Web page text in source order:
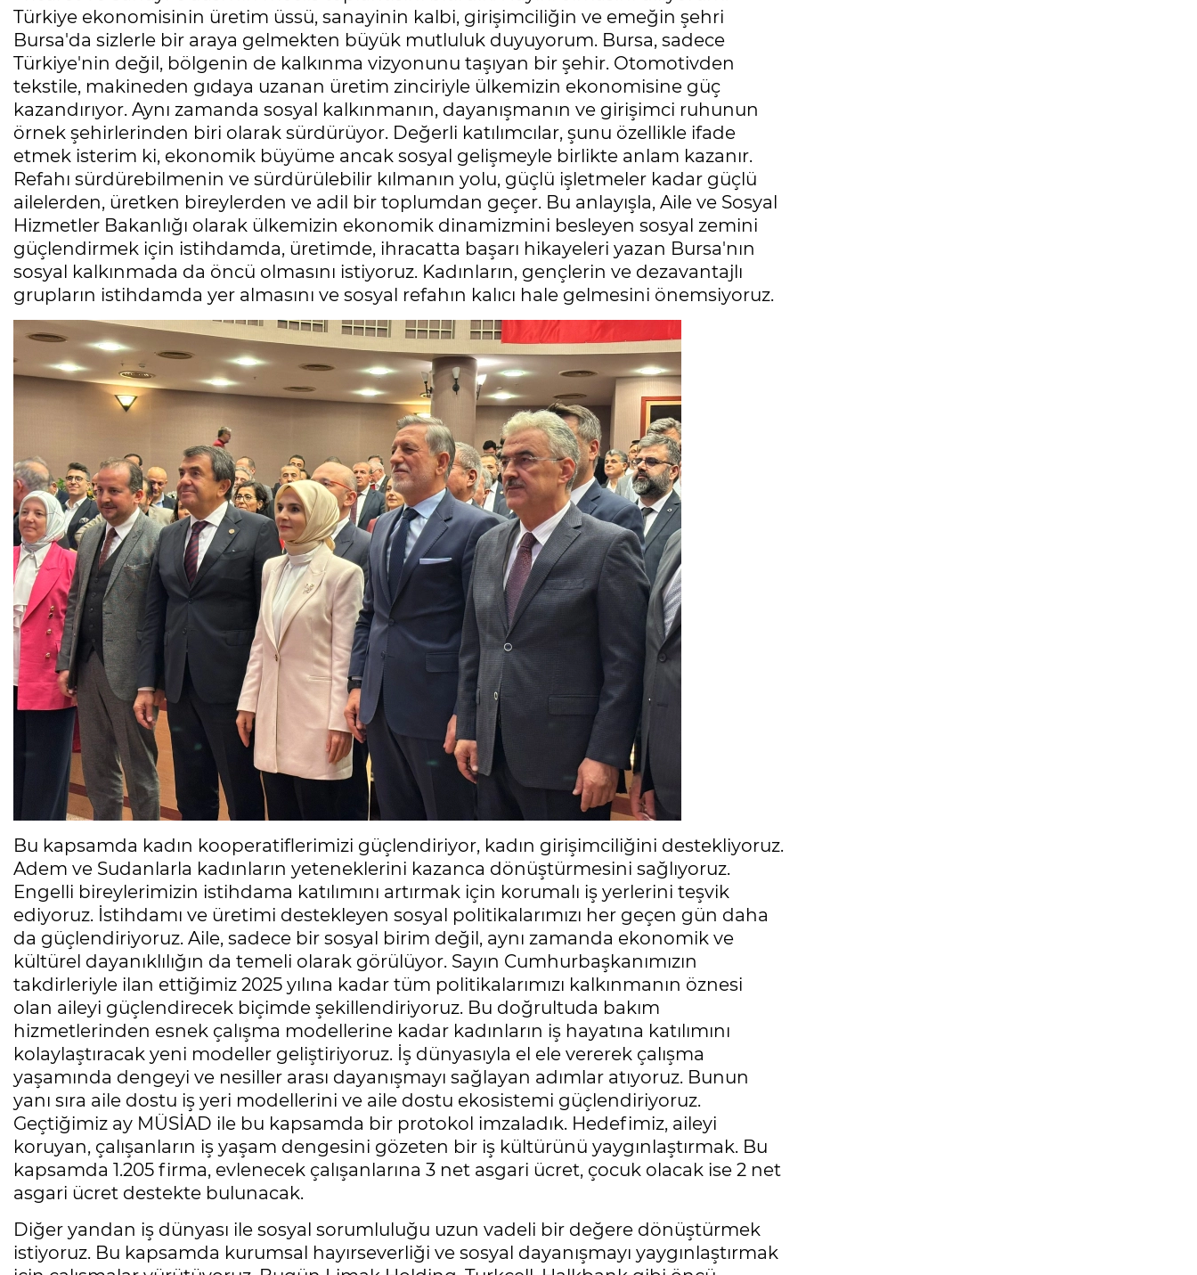
Türkiye ekonomisinin üretim üssü, sanayinin kalbi, girişimciliğin ve emeğin şehri
Bursa'da sizlerle bir araya gelmekten büyük mutluluk duyuyorum. Bursa, sadece
Türkiye'nin değil, bölgenin de kalkınma vizyonunu taşıyan bir şehir. Otomotivden
tekstile, makineden gıdaya uzanan üretim zinciriyle ülkemizin ekonomisine güç
kazandırıyor. Aynı zamanda sosyal kalkınmanın, dayanışmanın ve girişimci ruhunun
örnek şehirlerinden biri olarak sürdürüyor. Değerli katılımcılar, şunu özellikle ifade
etmek isterim ki, ekonomik büyüme ancak sosyal gelişmeyle birlikte anlam kazanır.
Refahı sürdürebilmenin ve sürdürülebilir kılmanın yolu, güçlü işletmeler kadar güçlü
ailelerden, üretken bireylerden ve adil bir toplumdan geçer. Bu anlayışla, Aile ve Sosyal
Hizmetler Bakanlığı olarak ülkemizin ekonomik dinamizmini besleyen sosyal zemini
güçlendirmek için istihdamda, üretimde, ihracatta başarı hikayeleri yazan Bursa'nın
sosyal kalkınmada da öncü olmasını istiyoruz. Kadınların, gençlerin ve dezavantajlı
grupların istihdamda yer almasını ve sosyal refahın kalıcı hale gelmesini önemsiyoruz.
Bu kapsamda kadın kooperatiflerimizi güçlendiriyor, kadın girişimciliğini destekliyoruz.
Adem ve Sudanlarla kadınların yeteneklerini kazanca dönüştürmesini sağlıyoruz.
Engelli bireylerimizin istihdama katılımını artırmak için korumalı iş yerlerini teşvik
ediyoruz. İstihdamı ve üretimi destekleyen sosyal politikalarımızı her geçen gün daha
da güçlendiriyoruz. Aile, sadece bir sosyal birim değil, aynı zamanda ekonomik ve
kültürel dayanıklılığın da temeli olarak görülüyor. Sayın Cumhurbaşkanımızın
takdirleriyle ilan ettiğimiz 2025 yılına kadar tüm politikalarımızı kalkınmanın öznesi
olan aileyi güçlendirecek biçimde şekillendiriyoruz. Bu doğrultuda bakım
hizmetlerinden esnek çalışma modellerine kadar kadınların iş hayatına katılımını
kolaylaştıracak yeni modeller geliştiriyoruz. İş dünyasıyla el ele vererek çalışma
yaşamında dengeyi ve nesiller arası dayanışmayı sağlayan adımlar atıyoruz. Bunun
yanı sıra aile dostu iş yeri modellerini ve aile dostu ekosistemi güçlendiriyoruz.
Geçtiğimiz ay MÜSİAD ile bu kapsamda bir protokol imzaladık. Hedefimiz, aileyi
koruyan, çalışanların iş yaşam dengesini gözeten bir iş kültürünü yaygınlaştırmak. Bu
kapsamda 1.205 firma, evlenecek çalışanlarına 3 net asgari ücret, çocuk olacak ise 2 net
asgari ücret destekte bulunacak.
Diğer yandan iş dünyası ile sosyal sorumluluğu uzun vadeli bir değere dönüştürmek
istiyoruz. Bu kapsamda kurumsal hayırseverliği ve sosyal dayanışmayı yaygınlaştırmak